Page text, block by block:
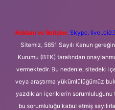
Reklam ve İletişim: Skype:
Sitemiz, 5651 Sayılı Kanun
Kurumu (BTK) tarafından
vermektedir. Bu nedenle, sitedeki
veya araştırma yükümlülüğümüz
yazdıkları içeriklerin
bu sorumluluğu kabul etmiş